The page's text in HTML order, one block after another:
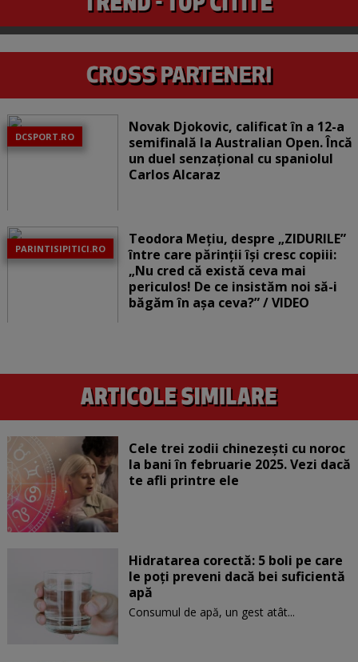
DCSPORT.RO
Novak Djokovic, calificat în a 12-a
semifinală la Australian Open. Încă
un duel senzațional cu spaniolul
Carlos Alcaraz
PARINTISIPITICI.RO
Teodora Mețiu, despre „ZIDURILE”
între care părinții își cresc copiii:
„Nu cred că există ceva mai
periculos! De ce insistăm noi să-i
băgăm în așa ceva?” / VIDEO
Cele trei zodii chinezești cu noroc
la bani în februarie 2025. Vezi dacă
te afli printre ele
Hidratarea corectă: 5 boli pe care
le poți preveni dacă bei suficientă
apă
Consumul de apă, un gest atât...